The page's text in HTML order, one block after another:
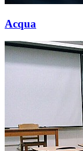
Acqua